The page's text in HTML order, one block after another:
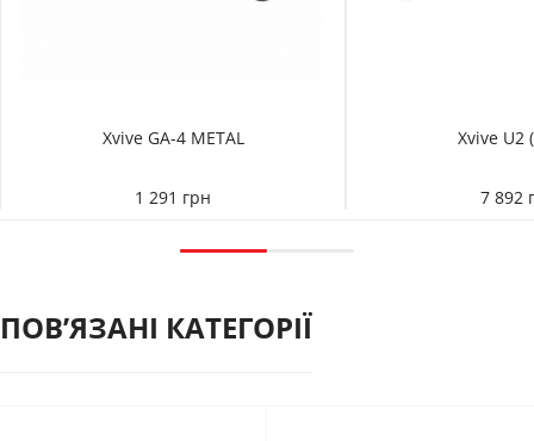
Xvive GA-4 METAL
1 291 грн
Xvive U2
7 892
ПОВʼЯЗАНІ КАТЕГОРІЇ